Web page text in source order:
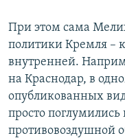
При этом сама
политики Кремля –
внутренней.
на Краснодар, в
опубликованных
просто
противовоздушной